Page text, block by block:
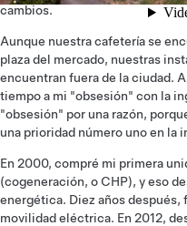
cambios.
Aunque nuestra cafetería se
plaza del mercado, nuestras
encuentran fuera de la ciudad.
tiempo a mi "obsesión" con la
"obsesión" por una razón,
una prioridad número uno en la
En 2000, compré mi primera
(cogeneración, o CHP), y eso
energética. Diez años después,
movilidad eléctrica. En 2012,